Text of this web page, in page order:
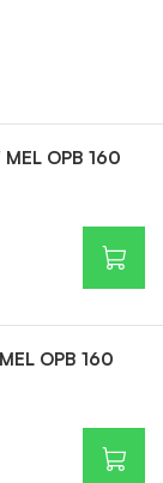
OPB 160
OPB 160